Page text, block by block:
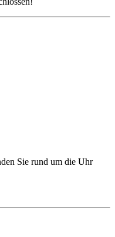
Sie rund um die Uhr